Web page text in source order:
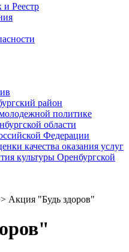
и Реестр
район
политике
области
Федерации
качества оказания услуг
культуры Оренбургской
Акция "Будь здоров"